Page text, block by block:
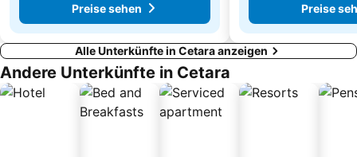
Preise sehen
Preise
Alle Unterkünfte in Cetara anzeigen
Andere Unterkünfte in Cetara